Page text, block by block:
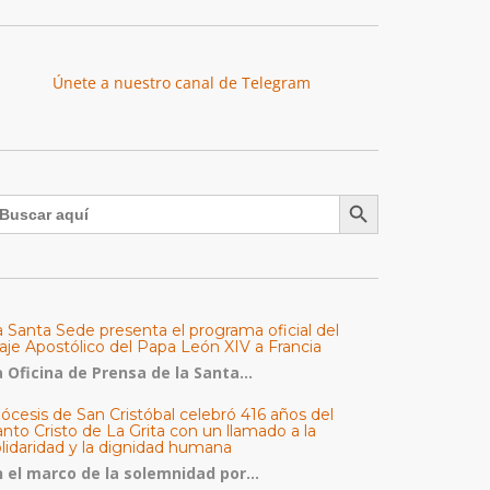
Únete a nuestro canal de Telegram
Botón de búsqueda
Santa Sede presenta el programa oficial del
Apostólico del Papa León XIV a Francia
Oficina de Prensa de la Santa...
de San Cristóbal celebró 416 años del
Cristo de La Grita con un llamado a la
y la dignidad humana
el marco de la solemnidad por...